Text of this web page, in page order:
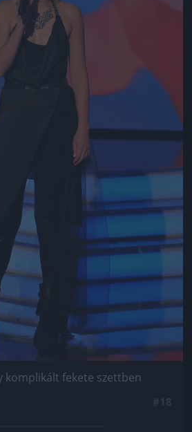
komplikált fekete szettben